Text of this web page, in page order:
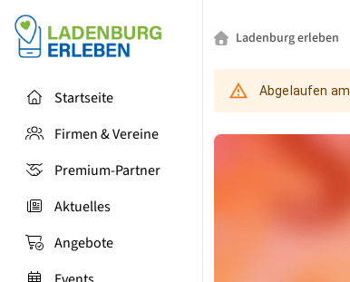
Startseite
Firmen & Vereine
Premium-Partner
Aktuelles
Angebote
Ladenburg erleben
Abgelaufen am